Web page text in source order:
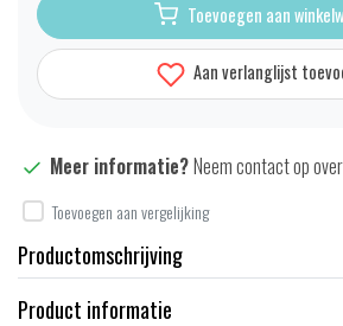
Toevoegen aan
Aan verlanglijst
Meer informatie?Neem contact op
Toevoegen aan vergelijking
Productomschrijving
Product informatie